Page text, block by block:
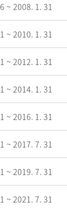
~ 2008. 1. 31
~ 2010. 1. 31
~ 2012. 1. 31
~ 2014. 1. 31
~ 2016. 1. 31
~ 2017. 7. 31
~ 2019. 7. 31
~ 2021. 7. 31